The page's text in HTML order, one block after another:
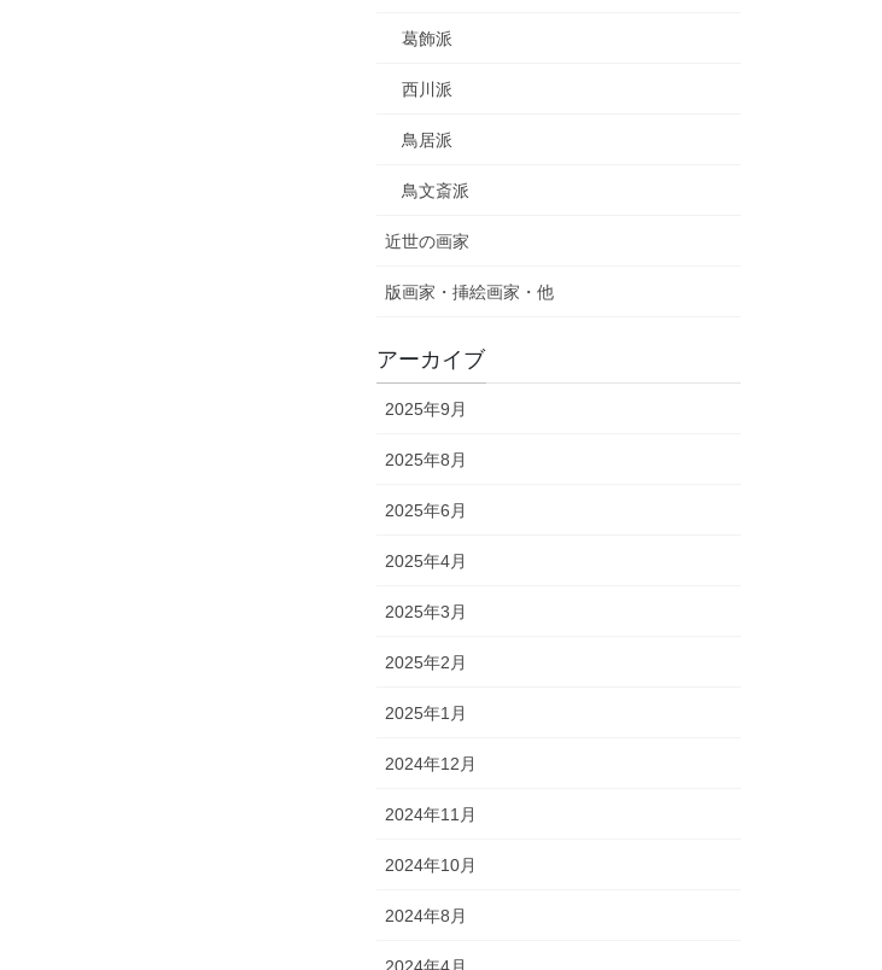
葛飾派
西川派
鳥居派
鳥文斎派
近世の画家
版画家・挿絵画家・他
アーカイブ
2025年9月
2025年8月
2025年6月
2025年4月
2025年3月
2025年2月
2025年1月
2024年12月
2024年11月
2024年10月
2024年8月